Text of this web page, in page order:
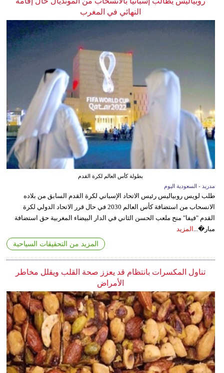
النهائي في المغرب
بطولة كأس العالم لكرة القدم
مدريد - السعودية اليوم
طلب لويس روبياليس رئيس الاتحاد الإسباني لكرة القدم السابق من بلاده
الانسحاب من استضافة كأس العالم 2030 في حال قرر الاتحاد الدولي لكرة
القدم "فيفا" منح ملعب الحسن الثاني في الدار البيضاء المغربية حق استضافة
مبار�... المزيد
المزيد من التحقيقات السياحية
تناول المكسرات بانتظام قد يعزز صحة القلب ويقلل مخاطر
الأمراض